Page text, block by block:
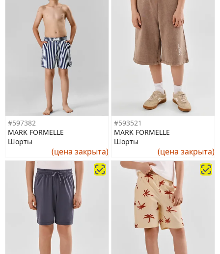
#597382
MARK FORMELLE
Шорты
(цена закрыта)
#593521
MARK FORMELLE
Шорты
(цена закрыта)